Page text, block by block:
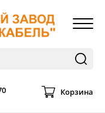
Корзина